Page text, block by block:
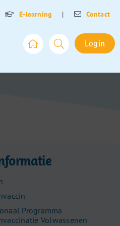
E-learning | Contact
Login
Programma
Volwassenen